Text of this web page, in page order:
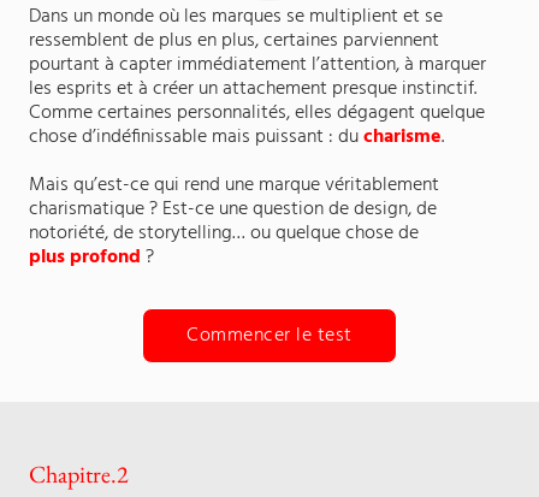
Dans un monde où les marques se multiplient et se
ressemblent de plus en plus, certaines parviennent
pourtant à capter immédiatement l’attention, à marquer
les esprits et à créer un attachement presque instinctif.
Comme certaines personnalités, elles dégagent quelque
chose d’indéfinissable mais puissant : ducharisme.
Mais qu’est-ce qui rend une marque véritablement
charismatique ? Est-ce une question de design, de
notoriété, de storytelling… ou quelque chose de
plus profond?
Commencer le test
Chapitre.2